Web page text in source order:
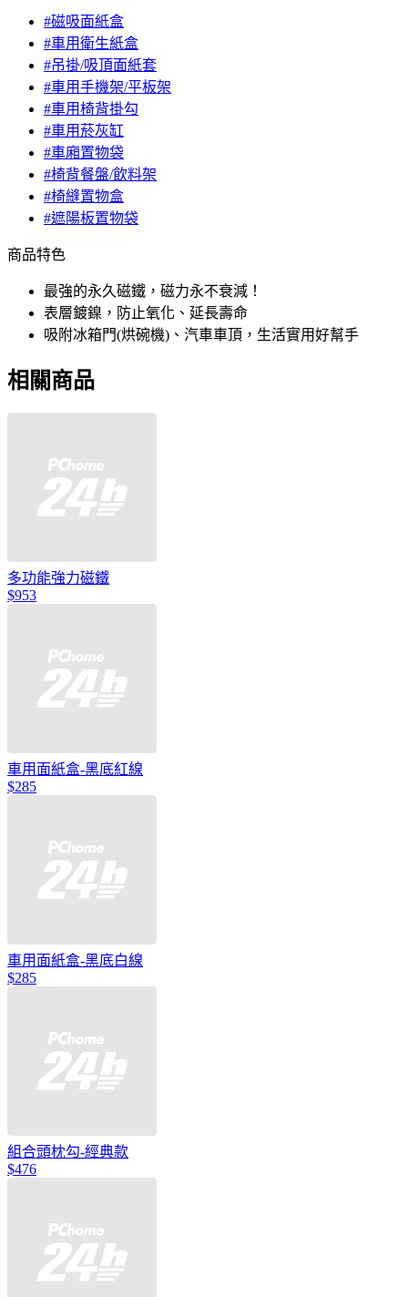
#磁吸面紙盒
#車用衛生紙盒
#吊掛/吸頂面紙套
#車用手機架/平板架
#車用椅背掛勾
#車用菸灰缸
#車廂置物袋
#椅背餐盤/飲料架
#椅縫置物盒
#遮陽板置物袋
商品特色
最強的永久磁鐵，磁力永不衰減！
表層鍍鎳，防止氧化、延長壽命
吸附冰箱門(烘碗機)、汽車車頂，生活實用好幫手
相關商品
多功能強力磁鐵
$953
車用面紙盒-黑底紅線
$285
車用面紙盒-黑底白線
$285
組合頭枕勾-經典款
$476